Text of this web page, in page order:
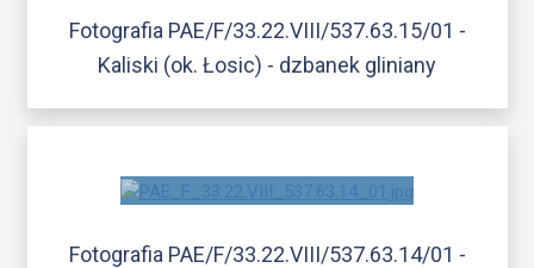
Fotografia PAE/F/33.22.VIII/537.63.15/01 -
Kaliski (ok. Łosic) - dzbanek gliniany
Fotografia PAE/F/33.22.VIII/537.63.14/01 -